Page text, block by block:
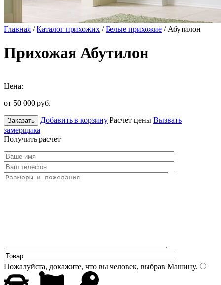
Главная /Каталог прихожих /Белые прихожие / Абутилон
Прихожая Абутилон
Цена:
от 50 000 руб.
Заказать Добавить в корзину Расчет цены Вызвать
замерщика
Получить расчет
Пожалуйста, докажите, что вы человек, выбрав Машину.